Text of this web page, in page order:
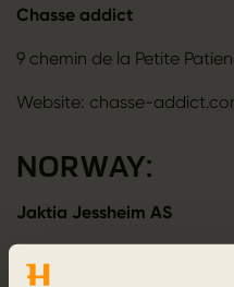
Chasse addict
9 chemin de la Petite
Website: chasse-
NORWAY:
Jaktia Jessheim AS